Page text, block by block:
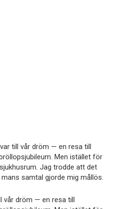
till vår dröm — en resa till
Men istället för
Jag trodde att det
samtal gjorde mig mållös.
vår dröm — en resa till